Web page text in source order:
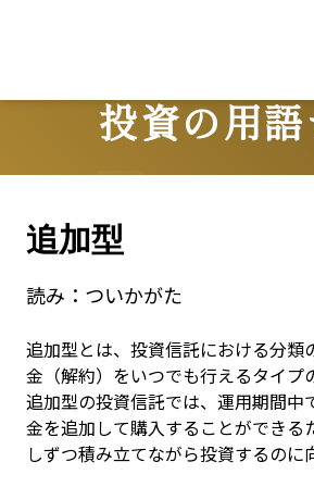
投資の用
追加型
読み： ついかがた
追加型とは、投資信託における分類
金（解約）をいつでも行えるタイプ
追加型の投資信託では、運用期間中
金を追加して購入することができる
しずつ積み立てながら投資するのに